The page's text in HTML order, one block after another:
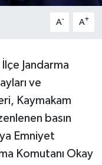
A- A+
Jandarma
ve
Kaymakam
basın
Emniyet
Komutanı Okay